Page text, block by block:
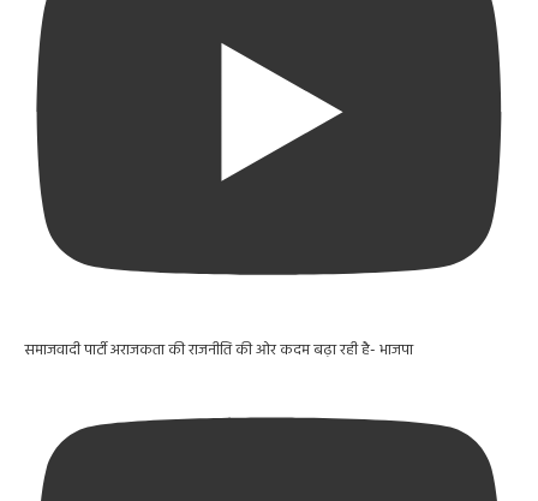
समाजवादी पार्टी अराजकता की राजनीति की ओर कदम बढ़ा रही है- भाजपा